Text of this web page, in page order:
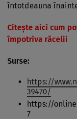
întotdeauna
Citește aici cum
împotriva răcelii
Surse:
https://
39470/
https://
7